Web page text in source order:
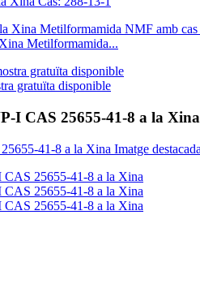
Metilformamida...
gratuïta disponible
I CAS 25655-41-8 a la Xina